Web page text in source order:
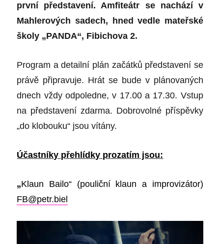
první představení. Amfiteátr se nachází v
Mahlerových sadech, hned vedle mateřské
školy „PANDA“, Fibichova 2.
Program a detailní plán začátků představení se
právě připravuje. Hrát se bude v plánovaných
dnech vždy odpoledne, v 17.00 a 17.30. Vstup
na představení zdarma. Dobrovolné příspěvky
„do klobouku“ jsou vítány.
Účastníky přehlídky prozatím jsou:
„Klaun Bailo“ (pouliční klaun a improvizátor)
FB@petr.biel